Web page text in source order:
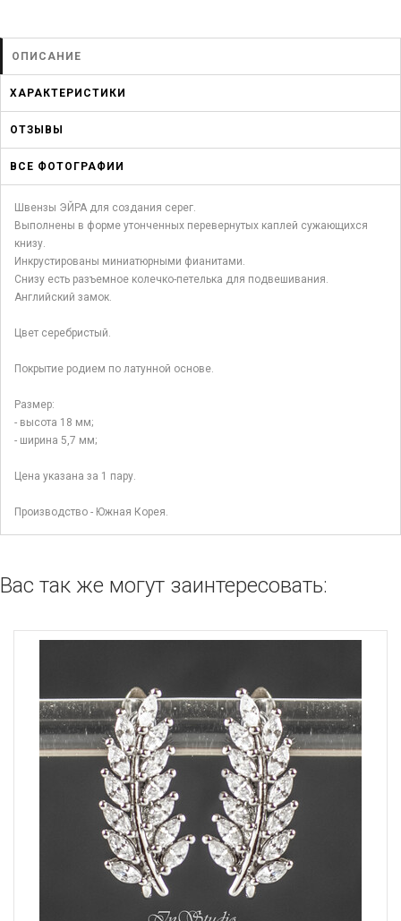
ОПИСАНИЕ
ХАРАКТЕРИСТИКИ
ОТЗЫВЫ
ВСЕ ФОТОГРАФИИ
Швензы ЭЙРА для создания серег.
Выполнены в форме утонченных перевернутых каплей сужающихся
книзу.
Инкрустированы миниатюрными фианитами.
Снизу есть разъемное колечко-петелька для подвешивания.
Английский замок.
Цвет серебристый.
Покрытие родием по латунной основе.
Размер:
- высота 18 мм;
- ширина 5,7 мм;
Цена указана за 1 пару.
Производство - Южная Корея.
Вас так же могут заинтересовать: